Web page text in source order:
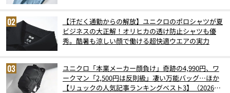
【汗だく通勤からの解放】ユニクロのポロシャツが夏
ビジネスの大正解！オリヒカの透け防止シャツも優
秀。酷暑も涼しい顔で働ける超快適ウエアの実力
ユニクロ「本業メーカー顔負け」奇跡の4,990円、ワ
ークマン「2,500円は反則級」凄い万能バッグ…ほか
【リュックの人気記事ランキングベスト3】（2026年